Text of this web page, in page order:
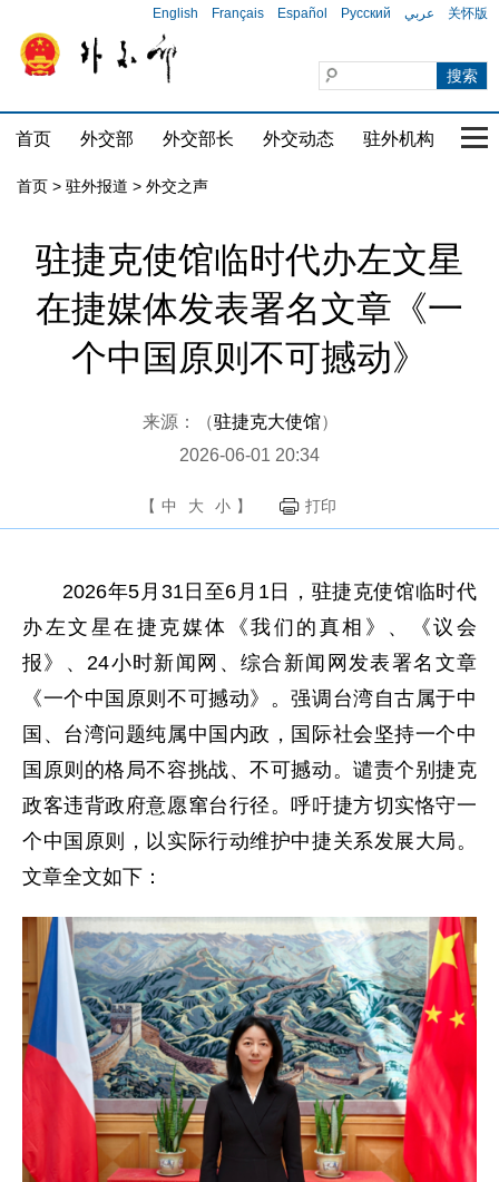
English Français Español Русский عربي 关怀版
首页 外交部 外交部长 外交动态 驻外机构 国
首页 > 驻外报道 > 外交之声
驻捷克使馆临时代办左文星
在捷媒体发表署名文章《一
个中国原则不可撼动》
来源：（驻捷克大使馆）
2026-06-01 20:34
【 中 大 小 】 打印
2026年5月31日至6月1日，驻捷克使馆临时代
办左文星在捷克媒体《我们的真相》、《议会
报》、24小时新闻网、综合新闻网发表署名文章
《一个中国原则不可撼动》。强调台湾自古属于中
国、台湾问题纯属中国内政，国际社会坚持一个中
国原则的格局不容挑战、不可撼动。谴责个别捷克
政客违背政府意愿窜台行径。呼吁捷方切实恪守一
个中国原则，以实际行动维护中捷关系发展大局。
文章全文如下：